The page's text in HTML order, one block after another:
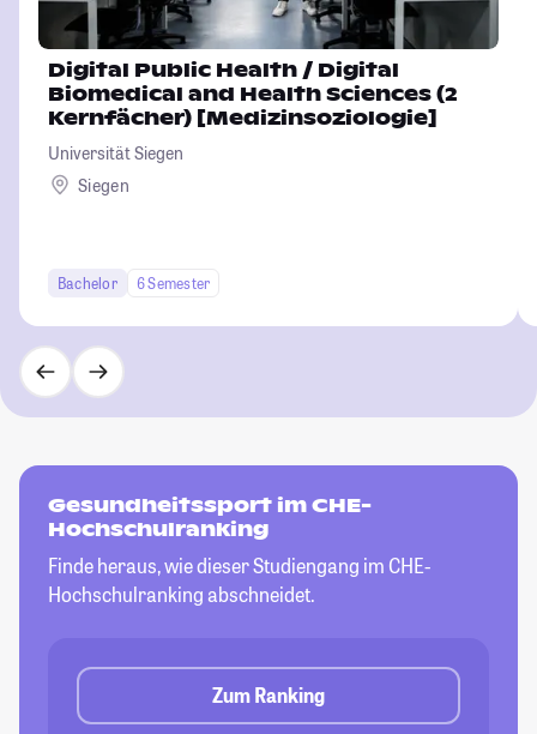
Digital Public Health / Digital
Biomedical and Health Sciences (2
Kernfächer) [Medizinsoziologie]
Universität Siegen
Siegen
Bachelor 6 Semester
Gesundheitssport im CHE-
Hochschulranking
Finde heraus, wie dieser Studiengang im CHE-
Hochschulranking abschneidet.
Zum Ranking